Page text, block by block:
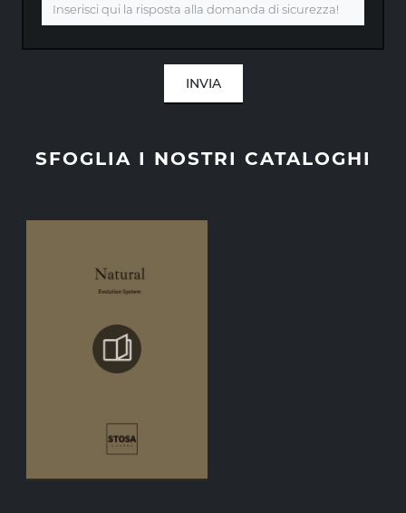
SFOGLIA I NOSTRI CATALOGHI
INVIA